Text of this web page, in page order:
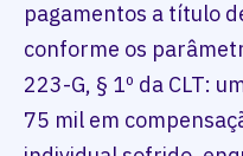
pagamentos a título
conforme os
223-G, § 1º da CLT:
75 mil em